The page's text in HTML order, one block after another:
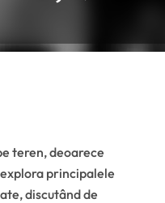
ale
teren, deoarece
principalele
discutând de